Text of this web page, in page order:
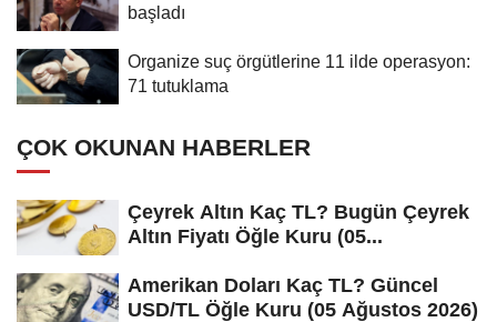
başladı
Organize suç örgütlerine 11 ilde operasyon:
71 tutuklama
ÇOK OKUNAN HABERLER
Çeyrek Altın Kaç TL? Bugün Çeyrek
Altın Fiyatı Öğle Kuru (05...
Amerikan Doları Kaç TL? Güncel
USD/TL Öğle Kuru (05 Ağustos 2026)